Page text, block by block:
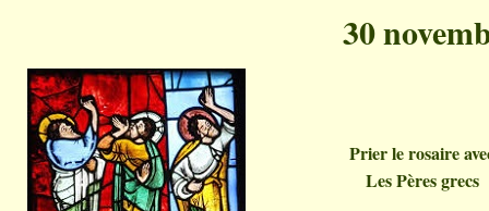
30
Prier le rosaire
Les Pères grecs